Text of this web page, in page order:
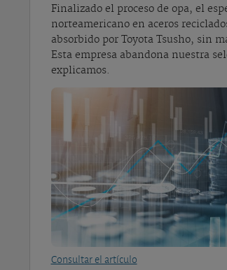
Finalizado el proceso de opa, el
norteamericano en aceros
absorbido por Toyota Tsusho, sin
Esta empresa abandona nuestra
explicamos.
Consultar el artículo